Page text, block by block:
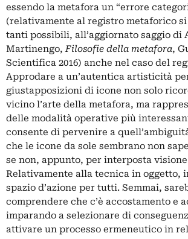
essendo la metafora un “errore
(relativamente al registro metaforico
tanti possibili, all’aggiornato saggio di
Martinengo,Filosofie della metafora,
Scientifica 2016) anche nel caso del
Approdare a un’autentica artisticità
giustapposizioni di icone non solo
vicino l’arte della metafora, ma
delle modalità operative più
consente di pervenire a
che le icone da sole sembrano non
se non, appunto, per interposta
Relativamente alla tecnica in oggetto,
spazio d’azione per tutti. Semmai,
comprendere che c’è accostamento e
imparando a selezionare di
attivare un processo ermeneutico in